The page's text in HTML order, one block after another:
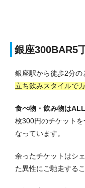
銀座300BAR5
銀座駅から徒歩2分の
立ち飲みスタイルで
食べ物・飲み物は
枚300円のチケット
なっています。
余ったチケットはシ
た異性にご馳走する